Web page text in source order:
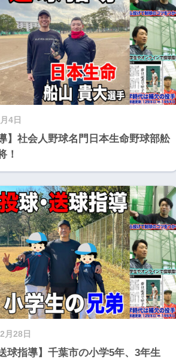
4日
】社会人野球名門日本生命野球部舩
！
月28日
球指導】千葉市の小学5年、3年生